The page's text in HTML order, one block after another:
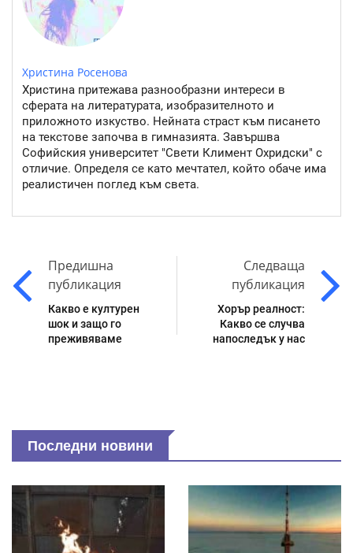
Христина Росенова
Христина притежава разнообразни интереси в
сферата на литературата, изобразителното и
приложното изкуство. Нейната страст към писането
на текстове започва в гимназията. Завършва
Софийския университет "Свети Климент Охридски" с
отличие. Определя се като мечтател, който обаче има
реалистичен поглед към света.
Предишна
публикация
Какво е културен
шок и защо го
преживяваме
Следваща
публикация
Хорър реалност:
Какво се случва
напоследък у нас
Последни новини